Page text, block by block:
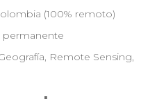
(100% remoto)
permanente
Remote Sensing,